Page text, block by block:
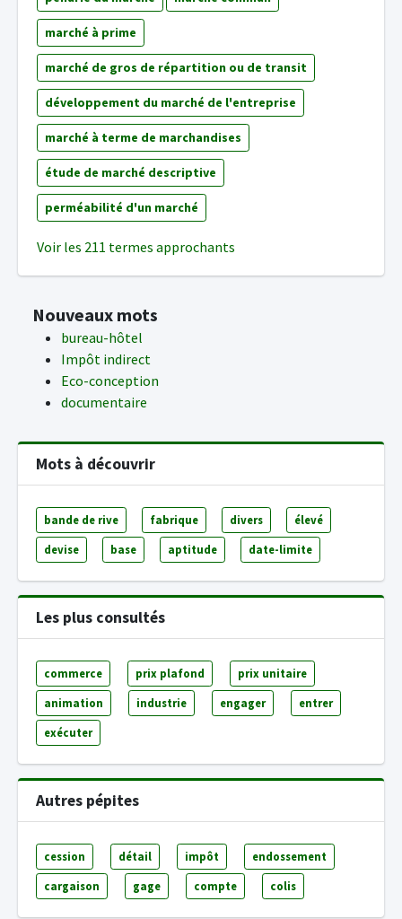
marché à prime
marché de gros de répartition ou de transit
développement du marché de l'entreprise
marché à terme de marchandises
étude de marché descriptive
perméabilité d'un marché
Voir les 211 termes approchants
Nouveaux mots
bureau-hôtel
Impôt indirect
Eco-conception
documentaire
Mots à découvrir
bande de rive fabrique divers élevé
devise base aptitude date-limite
Les plus consultés
commerce prix plafond prix unitaire
animation industrie engager entrer
exécuter
Autres pépites
cession détail impôt endossement
cargaison gage compte colis